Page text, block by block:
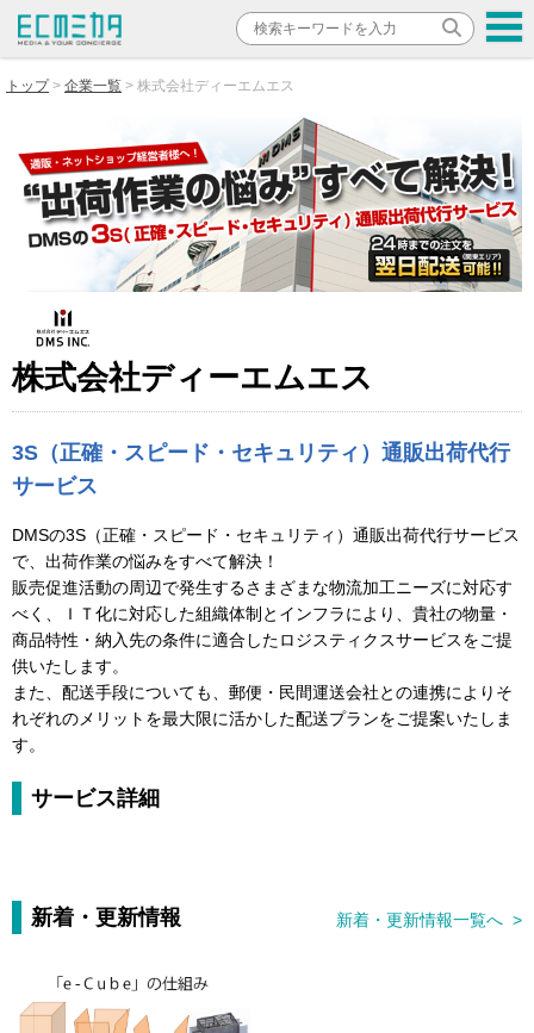
トップ 企業一覧 株式会社ディーエムエス
株式会社ディーエムエス
3S（正確・スピード・セキュリティ）通販出荷代行
サービス
DMSの3S（正確・スピード・セキュリティ）通販出荷代行サービス
で、出荷作業の悩みをすべて解決！
販売促進活動の周辺で発生するさまざまな物流加工ニーズに対応す
べく、ＩＴ化に対応した組織体制とインフラにより、貴社の物量・
商品特性・納入先の条件に適合したロジスティクスサービスをご提
供いたします。
また、配送手段についても、郵便・民間運送会社との連携によりそ
れぞれのメリットを最大限に活かした配送プランをご提案いたしま
す。
サービス詳細
新着・更新情報 新着・更新情報一覧へ >